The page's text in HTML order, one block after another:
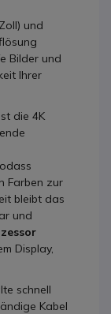
und
Bilder und
Ihrer
die 4K
Farben zur
bleibt das
und
Display,
schnell
Kabel